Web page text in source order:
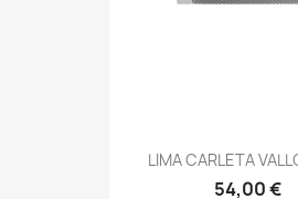
LIMA CARLETA
54,00 €